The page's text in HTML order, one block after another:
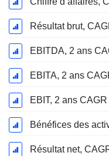
Résultat brut,
EBITDA, 2 ans
EBITA, 2 ans
EBIT, 2 ans CAGR
Résultat net,